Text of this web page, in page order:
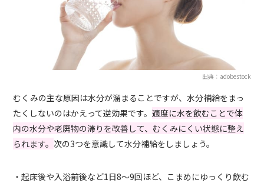
出典：adobestock
むくみの主な原因は水分が溜まることですが、水分補給をまっ
たくしないのはかえって逆効果です。適度に水を飲むことで体
内の水分や老廃物の滞りを改善して、むくみにくい状態に整え
られます。次の3つを意識して水分補給をしましょう。
・起床後や入浴前後など1日8～9回ほど、こまめにゆっくり飲む